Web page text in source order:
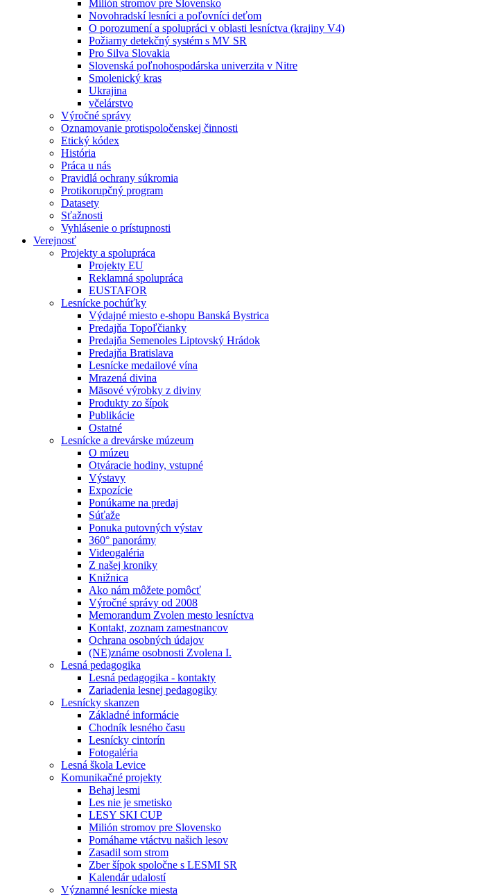
Milión stromov pre Slovensko
Novohradskí lesníci a poľovníci deťom
O porozumení a spolupráci v oblasti lesníctva (krajiny V4)
Požiarny detekčný systém s MV SR
Pro Silva Slovakia
Slovenská poľnohospodárska univerzita v Nitre
Smolenický kras
Ukrajina
včelárstvo
Výročné správy
Oznamovanie protispoločenskej činnosti
Etický kódex
História
Práca u nás
Pravidlá ochrany súkromia
Protikorupčný program
Datasety
Sťažnosti
Vyhlásenie o prístupnosti
Verejnosť
Projekty a spolupráca
Projekty EU
Reklamná spolupráca
EUSTAFOR
Lesnícke pochúťky
Výdajné miesto e-shopu Banská Bystrica
Predajňa Topoľčianky
Predajňa Semenoles Liptovský Hrádok
Predajňa Bratislava
Lesnícke medailové vína
Mrazená divina
Mäsové výrobky z diviny
Produkty zo šípok
Publikácie
Ostatné
Lesnícke a drevárske múzeum
O múzeu
Otváracie hodiny, vstupné
Výstavy
Expozície
Ponúkame na predaj
Súťaže
Ponuka putovných výstav
360° panorámy
Videogaléria
Z našej kroniky
Knižnica
Ako nám môžete pomôcť
Výročné správy od 2008
Memorandum Zvolen mesto lesníctva
Kontakt, zoznam zamestnancov
Ochrana osobných údajov
(NE)známe osobnosti Zvolena I.
Lesná pedagogika
Lesná pedagogika - kontakty
Zariadenia lesnej pedagogiky
Lesnícky skanzen
Základné informácie
Chodník lesného času
Lesnícky cintorín
Fotogaléria
Lesná škola Levice
Komunikačné projekty
Behaj lesmi
Les nie je smetisko
LESY SKI CUP
Milión stromov pre Slovensko
Pomáhame vtáctvu našich lesov
Zasadil som strom
Zber šípok spoločne s LESMI SR
Kalendár udalostí
Významné lesnícke miesta